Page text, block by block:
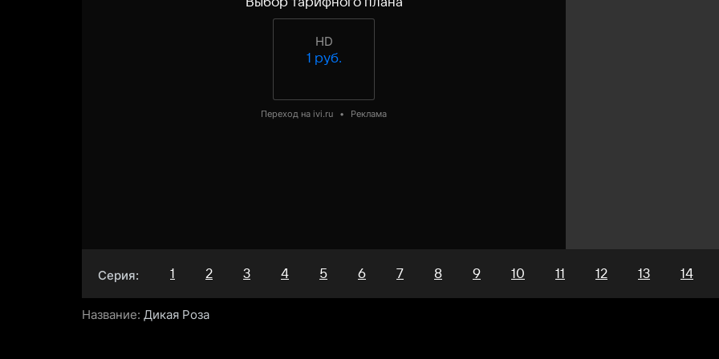
HD
1 руб.
Переход на ivi.ru • Реклама
Серия: 1 2 3 4 5 6 7 8 9 10 11 12 13 14
Название: Дикая Роза